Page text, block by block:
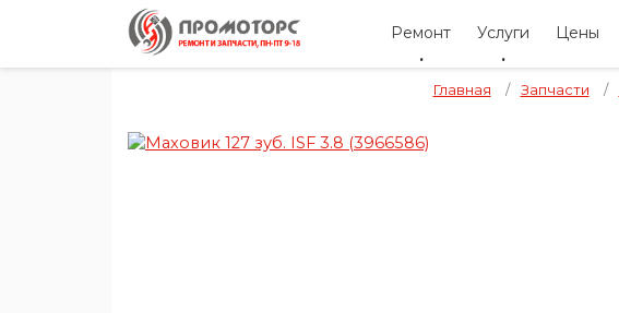
Ремонт Услуги Цены
Главная / Запчасти /